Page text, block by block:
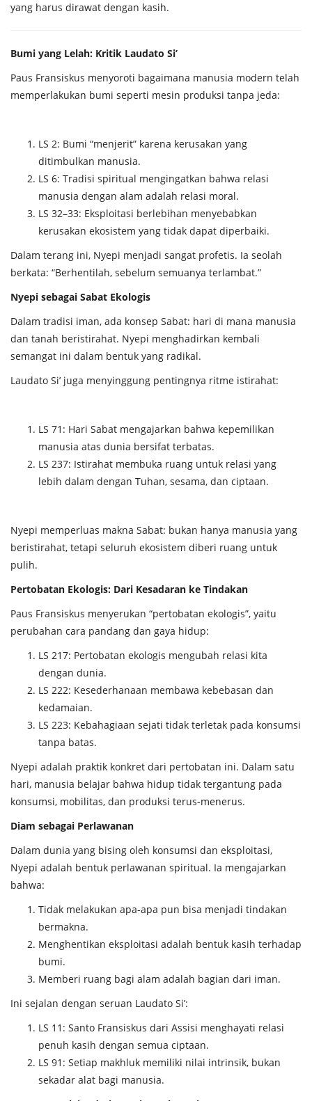
yang harus dirawat dengan kasih.
Bumi yang Lelah: Kritik Laudato Si’
Paus Fransiskus menyoroti bagaimana manusia modern telah
memperlakukan bumi seperti mesin produksi tanpa jeda:
LS 2: Bumi “menjerit” karena kerusakan yang
ditimbulkan manusia.
LS 6: Tradisi spiritual mengingatkan bahwa relasi
manusia dengan alam adalah relasi moral.
LS 32–33: Eksploitasi berlebihan menyebabkan
kerusakan ekosistem yang tidak dapat diperbaiki.
Dalam terang ini, Nyepi menjadi sangat profetis. Ia seolah
berkata: “Berhentilah, sebelum semuanya terlambat.”
Nyepi sebagai Sabat Ekologis
Dalam tradisi iman, ada konsep Sabat: hari di mana manusia
dan tanah beristirahat. Nyepi menghadirkan kembali
semangat ini dalam bentuk yang radikal.
Laudato Si’ juga menyinggung pentingnya ritme istirahat:
LS 71: Hari Sabat mengajarkan bahwa kepemilikan
manusia atas dunia bersifat terbatas.
LS 237: Istirahat membuka ruang untuk relasi yang
lebih dalam dengan Tuhan, sesama, dan ciptaan.
Nyepi memperluas makna Sabat: bukan hanya manusia yang
beristirahat, tetapi seluruh ekosistem diberi ruang untuk
pulih.
Pertobatan Ekologis: Dari Kesadaran ke Tindakan
Paus Fransiskus menyerukan “pertobatan ekologis”, yaitu
perubahan cara pandang dan gaya hidup:
LS 217: Pertobatan ekologis mengubah relasi kita
dengan dunia.
LS 222: Kesederhanaan membawa kebebasan dan
kedamaian.
LS 223: Kebahagiaan sejati tidak terletak pada konsumsi
tanpa batas.
Nyepi adalah praktik konkret dari pertobatan ini. Dalam satu
hari, manusia belajar bahwa hidup tidak tergantung pada
konsumsi, mobilitas, dan produksi terus-menerus.
Diam sebagai Perlawanan
Dalam dunia yang bising oleh konsumsi dan eksploitasi,
Nyepi adalah bentuk perlawanan spiritual. Ia mengajarkan
bahwa:
Tidak melakukan apa-apa pun bisa menjadi tindakan
bermakna.
Menghentikan eksploitasi adalah bentuk kasih terhadap
bumi.
Memberi ruang bagi alam adalah bagian dari iman.
Ini sejalan dengan seruan Laudato Si’:
LS 11: Santo Fransiskus dari Assisi menghayati relasi
penuh kasih dengan semua ciptaan.
LS 91: Setiap makhluk memiliki nilai intrinsik, bukan
sekadar alat bagi manusia.